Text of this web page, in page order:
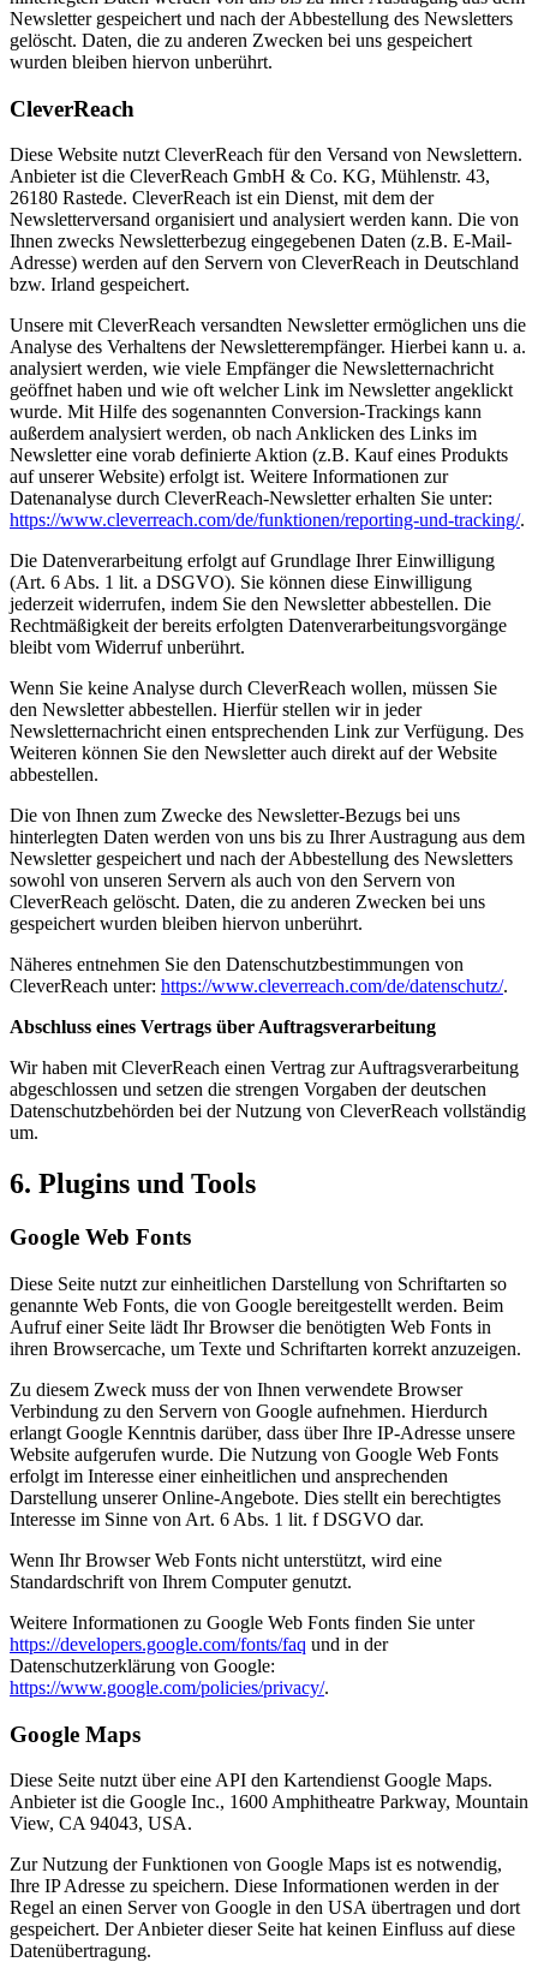
Newsletter gespeichert und nach der Abbestellung des Newsletters
gelöscht. Daten, die zu anderen Zwecken bei uns gespeichert
wurden bleiben hiervon unberührt.
CleverReach
Diese Website nutzt CleverReach für den Versand von Newslettern.
Anbieter ist die CleverReach GmbH & Co. KG, Mühlenstr. 43,
26180 Rastede. CleverReach ist ein Dienst, mit dem der
Newsletterversand organisiert und analysiert werden kann. Die von
Ihnen zwecks Newsletterbezug eingegebenen Daten (z.B. E-Mail-
Adresse) werden auf den Servern von CleverReach in Deutschland
bzw. Irland gespeichert.
Unsere mit CleverReach versandten Newsletter ermöglichen uns die
Analyse des Verhaltens der Newsletterempfänger. Hierbei kann u. a.
analysiert werden, wie viele Empfänger die Newsletternachricht
geöffnet haben und wie oft welcher Link im Newsletter angeklickt
wurde. Mit Hilfe des sogenannten Conversion-Trackings kann
außerdem analysiert werden, ob nach Anklicken des Links im
Newsletter eine vorab definierte Aktion (z.B. Kauf eines Produkts
auf unserer Website) erfolgt ist. Weitere Informationen zur
Datenanalyse durch CleverReach-Newsletter erhalten Sie unter:
https://www.cleverreach.com/de/funktionen/reporting-und-tracking/.
Die Datenverarbeitung erfolgt auf Grundlage Ihrer Einwilligung
(Art. 6 Abs. 1 lit. a DSGVO). Sie können diese Einwilligung
jederzeit widerrufen, indem Sie den Newsletter abbestellen. Die
Rechtmäßigkeit der bereits erfolgten Datenverarbeitungsvorgänge
bleibt vom Widerruf unberührt.
Wenn Sie keine Analyse durch CleverReach wollen, müssen Sie
den Newsletter abbestellen. Hierfür stellen wir in jeder
Newsletternachricht einen entsprechenden Link zur Verfügung. Des
Weiteren können Sie den Newsletter auch direkt auf der Website
abbestellen.
Die von Ihnen zum Zwecke des Newsletter-Bezugs bei uns
hinterlegten Daten werden von uns bis zu Ihrer Austragung aus dem
Newsletter gespeichert und nach der Abbestellung des Newsletters
sowohl von unseren Servern als auch von den Servern von
CleverReach gelöscht. Daten, die zu anderen Zwecken bei uns
gespeichert wurden bleiben hiervon unberührt.
Näheres entnehmen Sie den Datenschutzbestimmungen von
CleverReach unter: https://www.cleverreach.com/de/datenschutz/.
Abschluss eines Vertrags über Auftragsverarbeitung
Wir haben mit CleverReach einen Vertrag zur Auftragsverarbeitung
abgeschlossen und setzen die strengen Vorgaben der deutschen
Datenschutzbehörden bei der Nutzung von CleverReach vollständig
um.
6. Plugins und Tools
Google Web Fonts
Diese Seite nutzt zur einheitlichen Darstellung von Schriftarten so
genannte Web Fonts, die von Google bereitgestellt werden. Beim
Aufruf einer Seite lädt Ihr Browser die benötigten Web Fonts in
ihren Browsercache, um Texte und Schriftarten korrekt anzuzeigen.
Zu diesem Zweck muss der von Ihnen verwendete Browser
Verbindung zu den Servern von Google aufnehmen. Hierdurch
erlangt Google Kenntnis darüber, dass über Ihre IP-Adresse unsere
Website aufgerufen wurde. Die Nutzung von Google Web Fonts
erfolgt im Interesse einer einheitlichen und ansprechenden
Darstellung unserer Online-Angebote. Dies stellt ein berechtigtes
Interesse im Sinne von Art. 6 Abs. 1 lit. f DSGVO dar.
Wenn Ihr Browser Web Fonts nicht unterstützt, wird eine
Standardschrift von Ihrem Computer genutzt.
Weitere Informationen zu Google Web Fonts finden Sie unter
https://developers.google.com/fonts/faq und in der
Datenschutzerklärung von Google:
https://www.google.com/policies/privacy/.
Google Maps
Diese Seite nutzt über eine API den Kartendienst Google Maps.
Anbieter ist die Google Inc., 1600 Amphitheatre Parkway, Mountain
View, CA 94043, USA.
Zur Nutzung der Funktionen von Google Maps ist es notwendig,
Ihre IP Adresse zu speichern. Diese Informationen werden in der
Regel an einen Server von Google in den USA übertragen und dort
gespeichert. Der Anbieter dieser Seite hat keinen Einfluss auf diese
Datenübertragung.